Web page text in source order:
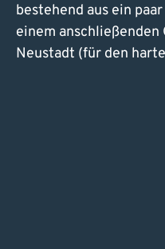
bestehend aus ein
einem anschließenden
Neustadt (für den